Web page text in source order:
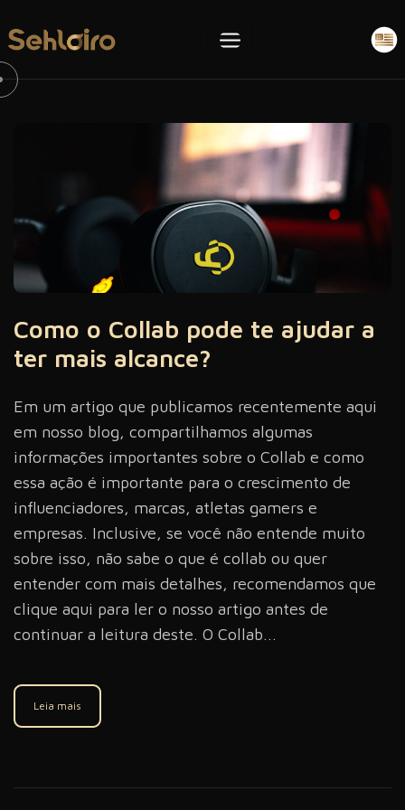
Como o Collab pode te ajudar a
ter mais alcance?
Em um artigo que publicamos recentemente aqui
em nosso blog, compartilhamos algumas
informações importantes sobre o Collab e como
essa ação é importante para o crescimento de
influenciadores, marcas, atletas gamers e
empresas. Inclusive, se você não entende muito
sobre isso, não sabe o que é collab ou quer
entender com mais detalhes, recomendamos que
clique aqui para ler o nosso artigo antes de
continuar a leitura deste. O Collab...
Leia mais